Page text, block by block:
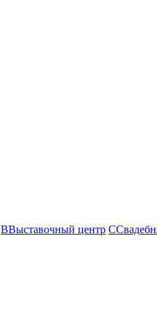
ВВыставочный центр С